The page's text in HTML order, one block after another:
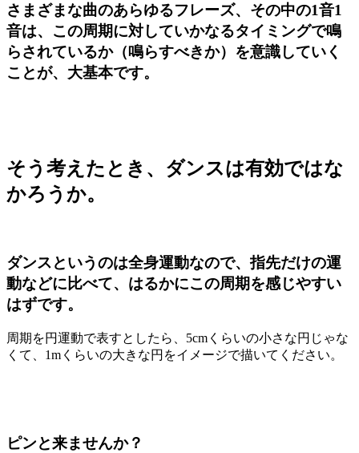
さまざまな曲のあらゆるフレーズ、その中の1音1
音は、この周期に対していかなるタイミングで鳴
らされているか（鳴らすべきか）を意識していく
ことが、大基本です。
そう考えたとき、ダンスは有効ではな
かろうか。
ダンスというのは全身運動なので、指先だけの運
動などに比べて、はるかにこの周期を感じやすい
はずです。
周期を円運動で表すとしたら、 5cm くらいの小さな円じゃな
くて、 1m くらいの大きな円をイメージで描いてください。
ピンと来ませんか？